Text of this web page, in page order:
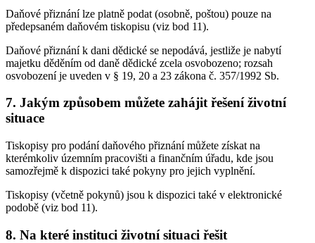
Daňové přiznání lze platně podat (osobně, poštou) pouze na
předepsaném daňovém tiskopisu (viz bod 11).
Daňové přiznání k dani dědické se nepodává, jestliže je nabytí
majetku děděním od daně dědické zcela osvobozeno; rozsah
osvobození je uveden v § 19, 20 a 23 zákona č. 357/1992 Sb.
7. Jakým způsobem můžete zahájit řešení životní
situace
Tiskopisy pro podání daňového přiznání můžete získat na
kterémkoliv územním pracovišti a finančním úřadu, kde jsou
samozřejmě k dispozici také pokyny pro jejich vyplnění.
Tiskopisy (včetně pokynů) jsou k dispozici také v elektronické
podobě (viz bod 11).
8. Na které instituci životní situaci řešit